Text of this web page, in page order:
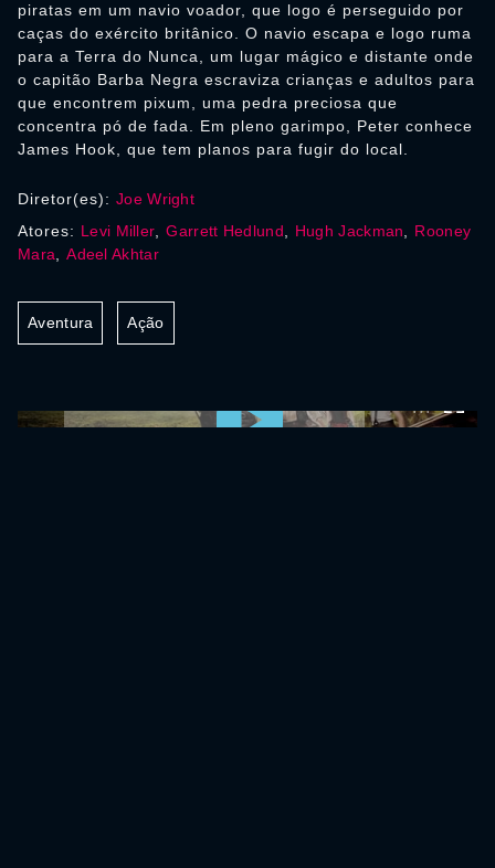
piratas em um navio voador, que logo é perseguido por
caças do exército britânico. O navio escapa e logo ruma
para a Terra do Nunca, um lugar mágico e distante onde
o capitão Barba Negra escraviza crianças e adultos para
que encontrem pixum, uma pedra preciosa que
concentra pó de fada. Em pleno garimpo, Peter conhece
James Hook, que tem planos para fugir do local.
Diretor(es): Joe Wright
Atores: Levi Miller ,Garrett Hedlund Hugh Jackman
Rooney
Mara ,Adeel Akhtar
Aventura Ação